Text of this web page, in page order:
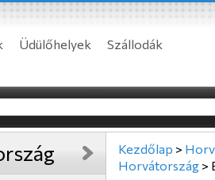
Üdülőhelyek Szállodák
Kezdőlap >
Horvátország >